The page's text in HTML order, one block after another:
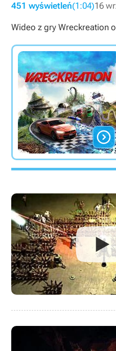
451 wyświetleń(1:04)16
Wideo z gry Wreckreation
